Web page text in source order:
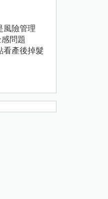
風險管理
問題
看產後掉髮